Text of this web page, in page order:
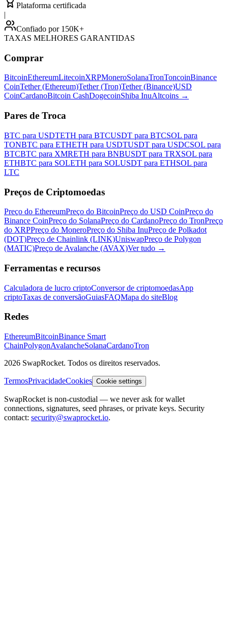
Plataforma certificada
|
Confiado por 150K+
TAXAS MELHORES GARANTIDAS
Comprar
BitcoinEthereumLitecoinXRPMoneroSolanaTronToncoinBinance
CoinTether (Ethereum)Tether (Tron)Tether (Binance)USD
CoinCardanoBitcoin CashDogecoinShiba InuAltcoins →
Pares de Troca
BTC para USDTETH para BTCUSDT para BTCSOL para
TONBTC para ETHETH para USDTUSDT para USDCSOL para
BTCBTC para XMRETH para BNBUSDT para TRXSOL para
ETHBTC para SOLETH para SOLUSDT para ETHSOL para
LTC
Preços de Criptomoedas
Preço do EthereumPreço do BitcoinPreço do USD CoinPreço do
Binance CoinPreço do SolanaPreço do CardanoPreço do TronPreço
do XRPPreço do MoneroPreço do Shiba InuPreço de Polkadot
(DOT)Preço de Chainlink (LINK)UniswapPreço de Polygon
(MATIC)Preço de Avalanche (AVAX)Ver tudo →
Ferramentas e recursos
Calculadora de lucro criptoConversor de criptomoedasApp
criptoTaxas de conversãoGuiasFAQMapa do siteBlog
Redes
EthereumBitcoinBinance Smart
ChainPolygonAvalancheSolanaCardanoTron
2026 SwapRocket. Todos os direitos reservados.
TermosPrivacidadeCookies Cookie settings
SwapRocket is non-custodial — we never ask for wallet
connections, signatures, seed phrases, or private keys. Security
contact: security@swaprocket.io.